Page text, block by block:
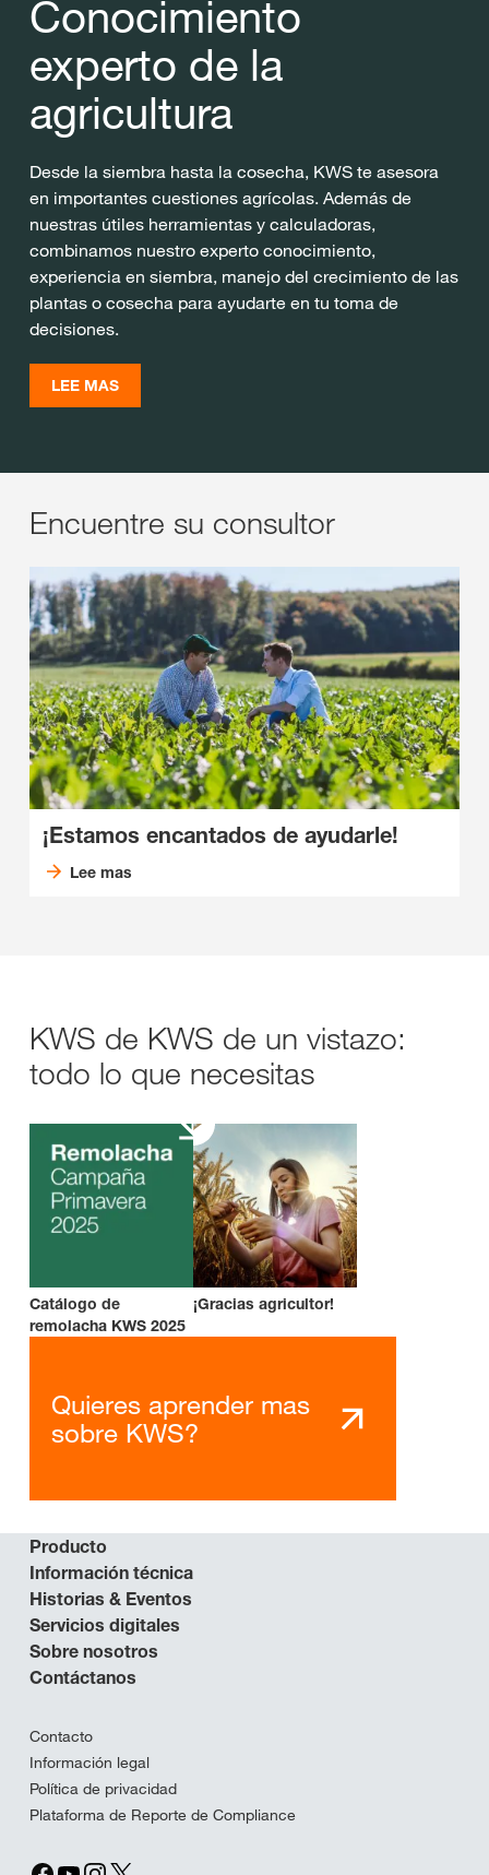
Conocimiento
experto de la
agricultura
Desde la siembra hasta la cosecha, KWS te asesora
en importantes cuestiones agrícolas. Además de
nuestras útiles herramientas y calculadoras,
combinamos nuestro experto conocimiento,
experiencia en siembra, manejo del crecimiento de las
plantas o cosecha para ayudarte en tu toma de
decisiones.
LEE MAS
Encuentre su consultor
¡Estamos encantados de ayudarle!
Lee mas
KWS de KWS de un vistazo:
todo lo que necesitas
Catálogo de
remolacha KWS 2025
¡Gracias agricultor!
Quieres aprender mas
sobre KWS?
Producto
Información técnica
Historias & Eventos
Servicios digitales
Sobre nosotros
Contáctanos
Contacto
Información legal
Política de privacidad
Plataforma de Reporte de Compliance